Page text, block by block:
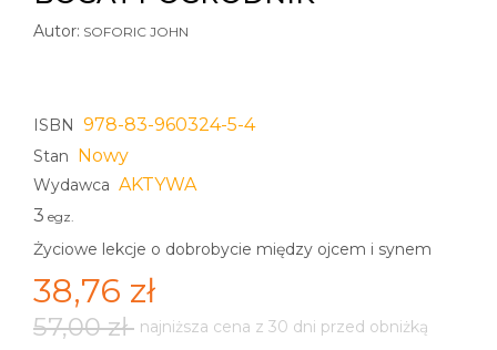
Autor: SOFORIC JOHN
ISBN 978-83-960324-5-4
Stan Nowy
Wydawca AKTYWA
3 egz.
Życiowe lekcje o dobrobycie między ojcem i synem
38,76 zł
57,00 zł najniższa cena z 30 dni przed obniżką